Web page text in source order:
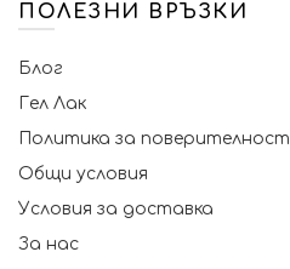
ПОЛЕЗНИ ВРЪЗКИ
Блог
Гел Лак
Политика за поверителност
Общи условия
Условия за доставка
За нас